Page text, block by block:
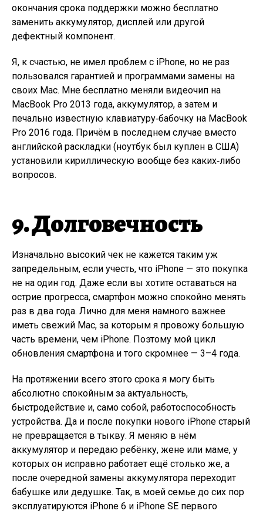
окончания срока поддержки можно бесплатно
заменить аккумулятор, дисплей или другой
дефектный компонент.
Я, к счастью, не имел проблем с iPhone, но не раз
пользовался гарантией и программами замены на
своих Mac. Мне бесплатно меняли видеочип на
MacBook Pro 2013 года, аккумулятор, а затем и
печально известную клавиатуру‑бабочку на MacBook
Pro 2016 года. Причём в последнем случае вместо
английской раскладки (ноутбук был куплен в США)
установили кириллическую вообще без каких‑либо
вопросов.
9. Долговечность
Изначально высокий чек не кажется таким уж
запредельным, если учесть, что iPhone — это покупка
не на один год. Даже если вы хотите оставаться на
острие прогресса, смартфон можно спокойно менять
раз в два года. Лично для меня намного важнее
иметь свежий Mac, за которым я провожу большую
часть времени, чем iPhone. Поэтому мой цикл
обновления смартфона и того скромнее — 3–4 года.
На протяжении всего этого срока я могу быть
абсолютно спокойным за актуальность,
быстродействие и, само собой, работоспособность
устройства. Да и после покупки нового iPhone старый
не превращается в тыкву. Я меняю в нём
аккумулятор и передаю ребёнку, жене или маме, у
которых он исправно работает ещё столько же, а
после очередной замены аккумулятора переходит
бабушке или дедушке. Так, в моей семье до сих пор
эксплуатируются iPhone 6 и iPhone SE первого